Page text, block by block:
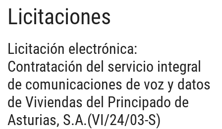
Licitaciones
Licitación electrónica:
Contratación del servicio integral
de comunicaciones de voz y datos
de Viviendas del Principado de
Asturias, S.A.(VI/24/03-S)